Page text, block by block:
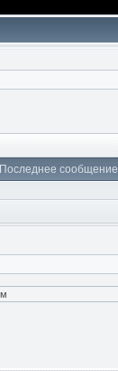
Последнее сообщение